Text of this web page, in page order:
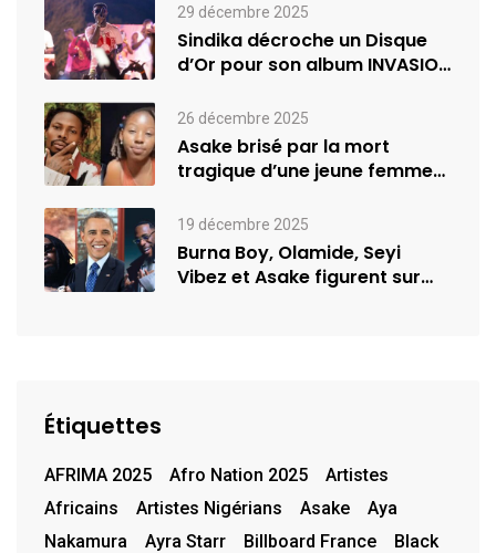
29 décembre 2025
Sindika décroche un Disque
d’Or pour son album INVASION
26 décembre 2025
Asake brisé par la mort
tragique d’une jeune femme
19 décembre 2025
Burna Boy, Olamide, Seyi
Vibez et Asake figurent sur
Étiquettes
AFRIMA 2025 Afro Nation 2025
Artistes
Africains
Artistes Nigérians Asake
Aya
Nakamura
Ayra Starr Billboard France
Black